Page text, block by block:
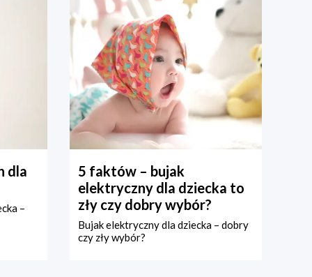
dla
–
5 faktów – bujak
elektryczny dla dziecka to
zły czy dobry wybór?
Bujak elektryczny dla dziecka – dobry
czy zły wybór?